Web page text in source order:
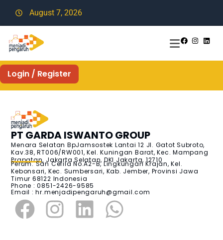
August 7, 2026
Login / Register
PT GARDA ISWANTO GROUP
Menara Selatan BpJamsostek Lantai 12 Jl. Gatot Subroto,
Kav.38, RT006/RW001, Kel. Kuningan Barat, Kec. Mampang
Prapatan, Jakarta Selatan, DKI Jakarta, 12710
Perum. San Cefila No.A2-B, Lingkungan Krajan, Kel.
Kebonsari, Kec. Sumbersari, Kab. Jember, Provinsi Jawa
Timur 68122 Indonesia
Phone : 0851-2426-9585
Email :hr.menjadipengaruh@gmail.com